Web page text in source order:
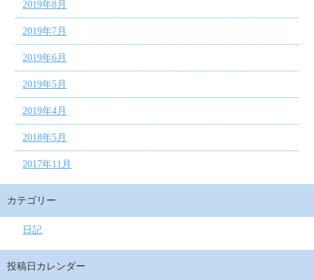
2019年8月
2019年7月
2019年6月
2019年5月
2019年4月
2018年5月
2017年11月
カテゴリー
日記
投稿日カレンダー